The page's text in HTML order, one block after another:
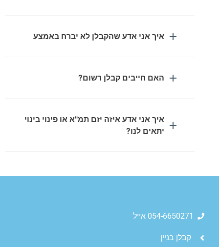
איך אני אדע שהקבלן לא יברח באמצע
האם חייבים קבלן רשום?
איך אני אדע איזה יזם תמ"א או פינוי בינוי
יתאים לנו?
054-6650271 אייל
קבלן בניין